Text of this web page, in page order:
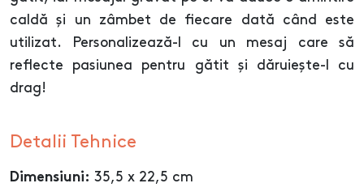
caldă și un zâmbet de fiecare dată când este
utilizat. Personalizează-l cu un mesaj care să
reflecte pasiunea pentru gătit și dăruiește-l cu
drag!
Detalii Tehnice
Dimensiuni: 35,5 x 22,5 cm